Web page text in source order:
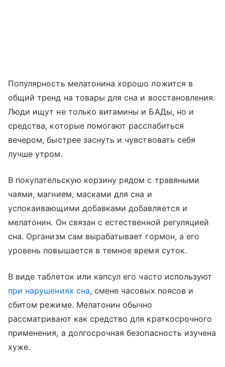
Популярность мелатонина хорошо ложится в
общий тренд на товары для сна и восстановления.
Люди ищут не только витамины и БАДы, но и
средства, которые помогают расслабиться
вечером, быстрее заснуть и чувствовать себя
лучше утром.
В покупательскую корзину рядом с травяными
чаями, магнием, масками для сна и
успокаивающими добавками добавляется и
мелатонин. Он связан с естественной регуляцией
сна. Организм сам вырабатывает гормон, а его
уровень повышается в темное время суток.
В виде таблеток или капсул его часто используют
при нарушениях сна, смене часовых поясов и
сбитом режиме. Мелатонин обычно
рассматривают как средство для краткосрочного
применения, а долгосрочная безопасность изучена
хуже.